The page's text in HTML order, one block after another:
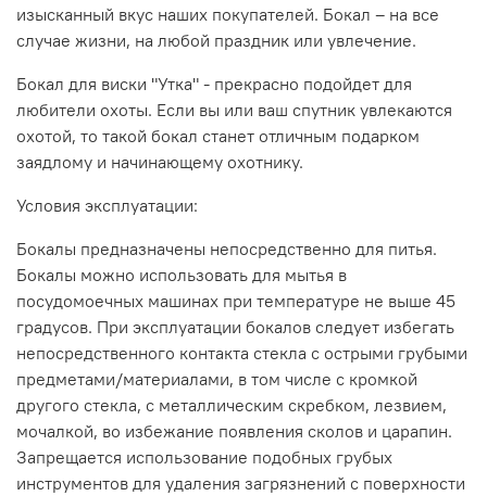
изысканный вкус наших покупателей. Бокал – на все
случае жизни, на любой праздник или увлечение.
Бокал для виски "Утка" - прекрасно подойдет для
любители охоты. Если вы или ваш спутник увлекаются
охотой, то такой бокал станет отличным подарком
заядлому и начинающему охотнику.
Условия эксплуатации:
Бокалы предназначены непосредственно для питья.
Бокалы можно использовать для мытья в
посудомоечных машинах при температуре не выше 45
градусов. При эксплуатации бокалов следует избегать
непосредственного контакта стекла с острыми грубыми
предметами/материалами, в том числе с кромкой
другого стекла, с металлическим скребком, лезвием,
мочалкой, во избежание появления сколов и царапин.
Запрещается использование подобных грубых
инструментов для удаления загрязнений с поверхности